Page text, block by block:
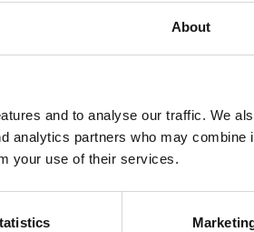
About
and to analyse our traffic. We
analytics partners who may combine
your use of their services.